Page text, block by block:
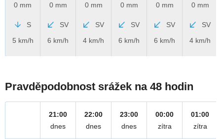
0 mm
S
5 km/h
0 mm
SV
6 km/h
0 mm
SV
4 km/h
0 mm
SV
6 km/h
0 mm
SV
6 km/h
0 mm
SV
4 km/h
Pravděpodobnost srážek na 48 hodin
21:00
dnes
22:00
dnes
23:00
dnes
00:00
zítra
01:00
zítra